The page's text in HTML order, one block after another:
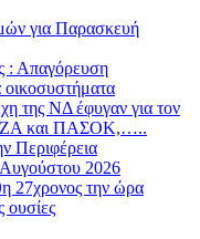
για Παρασκευή
: Απαγόρευση
της ΝΔ έφυγαν για τον
και ΠΑΣΟΚ,…..
Περιφέρεια
2026
27χρονος την ώρα
ουσίες